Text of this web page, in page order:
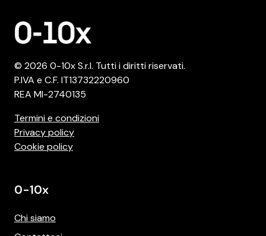
© 2026 0-10x S.r.l. Tutti i diritti riservati.
P.IVA e C.F. IT13732220960
REA MI-2740135
Termini e condizioni
Privacy policy
Cookie policy
0-10x
Chi siamo